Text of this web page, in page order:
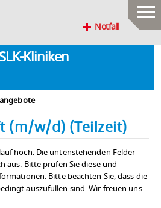
Notfall
Kliniken
(m/w/d) (Teilzeit)
hoch. Die untenstehenden Felder
aus. Bitte prüfen Sie diese und
Bitte beachten Sie, dass die
auszufüllen sind. Wir freuen uns